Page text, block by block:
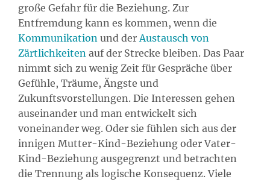
große Gefahr für die Beziehung. Zur
Entfremdung kann es kommen, wenn die
Kommunikation und derAustausch von
Zärtlichkeiten auf der Strecke bleiben. Das Paar
nimmt sich zu wenig Zeit für Gespräche über
Gefühle, Träume, Ängste und
Zukunftsvorstellungen. Die Interessen gehen
auseinander und man entwickelt sich
voneinander weg. Oder sie fühlen sich aus der
innigen Mutter-Kind-Beziehung oder Vater-
Kind-Beziehung ausgegrenzt und betrachten
die Trennung als logische Konsequenz. Viele